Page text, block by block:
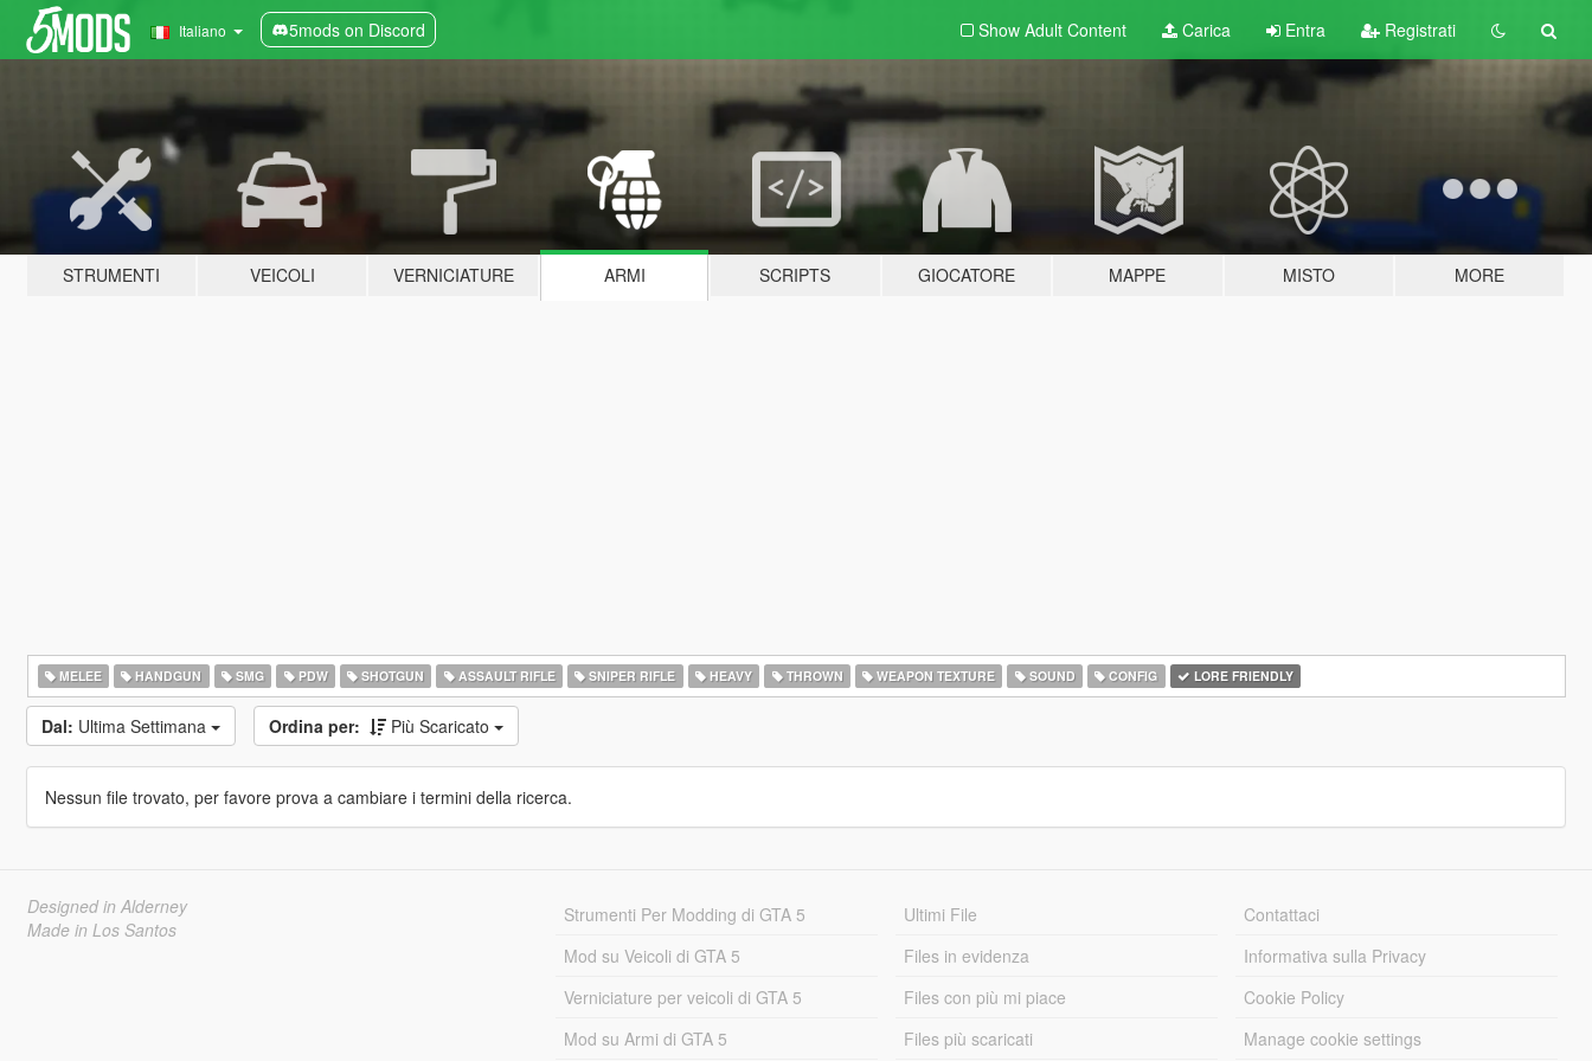
Italiano 5mods on Discord Show Adult Content Carica Entra Registrati
STRUMENTI VEICOLI VERNICIATURE ARMI SCRIPTS GIOCATORE MAPPE MISTO MORE
MELEE HANDGUN SMG PDW SHOTGUN ASSAULT RIFLE SNIPER RIFLE HEAVY THROWN WEAPON TEXTURE SOUND CONFIG LORE FRIENDLY
Dal: Ultima Settimana Ordina per: Più Scaricato
Nessun file trovato, per favore prova a cambiare i termini della ricerca.
Designed in Alderney
Made in Los Santos
Strumenti Per Modding di GTA 5
Mod su Veicoli di GTA 5
Verniciature per veicoli di GTA 5
Mod su Armi di GTA 5
Ultimi File
Files in evidenza
Files con più mi piace
Files più scaricati
Contattaci
Informativa sulla Privacy
Cookie Policy
Manage cookie settings